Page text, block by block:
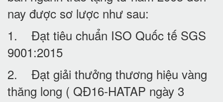
nay được sơ lược như sau:
1. Đạt tiêu chuẩn ISO Quốc tế SGS
9001:2015
2. Đạt giải thưởng thương hiệu vàng
thăng long ( QĐ16-HATAP ngày 3